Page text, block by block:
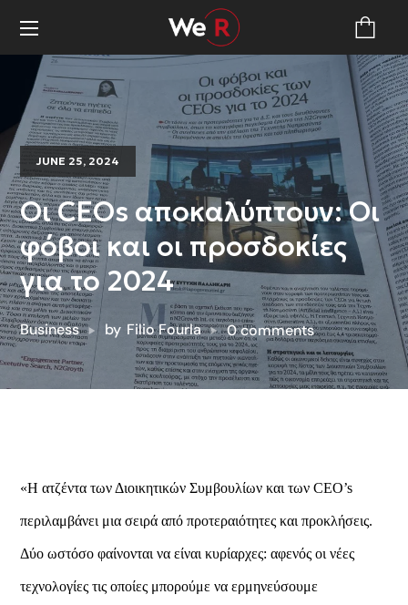
JUNE 25, 2024
Οι CEOs αποκαλύπτουν: Οι
φόβοι και οι προσδοκίες
για το 2024
Business by Filio Fourla 0 comments
«Η ατζέντα των Διοικητικών Συμβουλίων και των CEO’s
περιλαμβάνει μια σειρά από προτεραιότητες και προκλήσεις.
Δύο ωστόσο φαίνονται να είναι κυρίαρχες: αφενός οι νέες
τεχνολογίες τις οποίες μπορούμε να ερμηνεύσουμε